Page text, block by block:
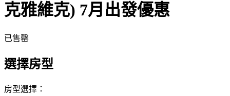
克雅維克) 7月出發優惠
已售罄
選擇房型
房型選擇：